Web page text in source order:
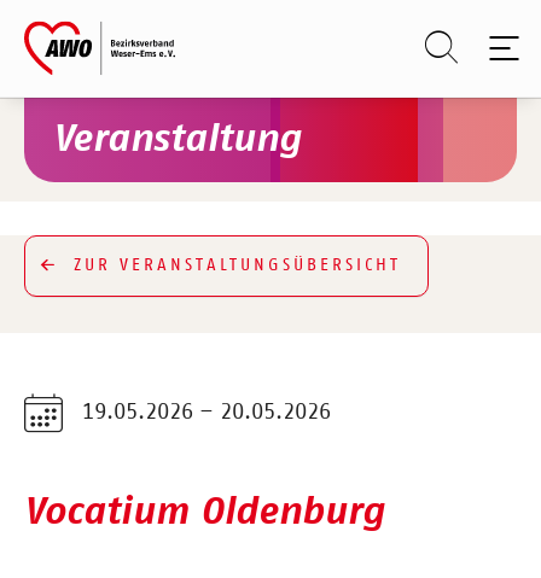
Veranstaltung
ZUR VERANSTALTUNGSÜBERSICHT
19.05.2026 – 20.05.2026
Vocatium Oldenburg